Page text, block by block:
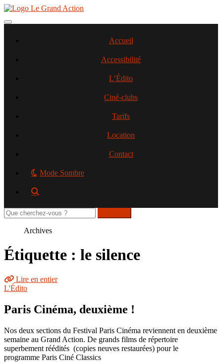
Aller
contenu
Toggle navigation
Accueil
Accessibilité
L’Édito
Ciné-clubs
Tarifs
Location
Contact
Mode Sombre
Rechercher
sur
Archives
Étiquette : le silence
Lire en entier
L'Édito
Paris Cinéma, deuxième !
Nos deux sections du Festival Paris Cinéma reviennent en deuxième
semaine au Grand Action. De grands films de répertoire
superbement réédités (copies neuves restaurées) pour le
programme Paris Ciné Classics